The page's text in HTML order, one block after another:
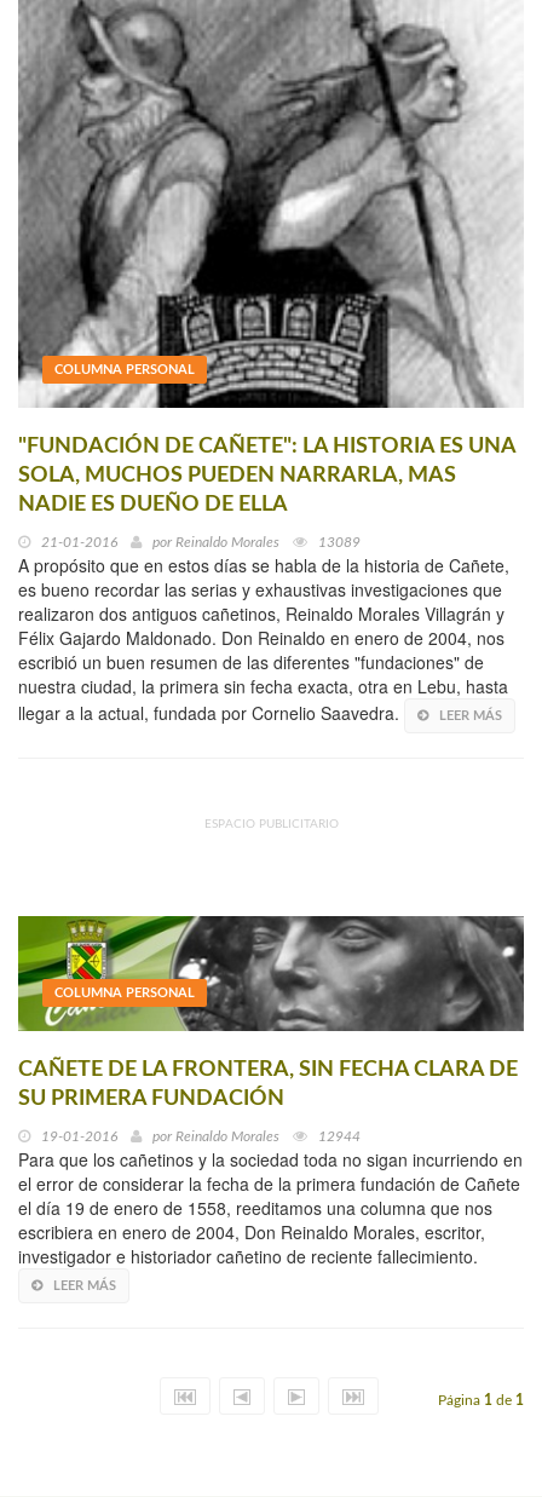
COLUMNA PERSONAL
"FUNDACIÓN DE CAÑETE": LA HISTORIA ES UNA
SOLA, MUCHOS PUEDEN NARRARLA, MAS
NADIE ES DUEÑO DE ELLA
21-01-2016 por Reinaldo Morales 13089
A propósito que en estos días se habla de la historia de Cañete,
es bueno recordar las serias y exhaustivas investigaciones que
realizaron dos antiguos cañetinos, Reinaldo Morales Villagrán y
Félix Gajardo Maldonado. Don Reinaldo en enero de 2004, nos
escribió un buen resumen de las diferentes "fundaciones" de
nuestra ciudad, la primera sin fecha exacta, otra en Lebu, hasta
llegar a la actual, fundada por Cornelio Saavedra.
LEER MÁS
ESPACIO PUBLICITARIO
COLUMNA PERSONAL
CAÑETE DE LA FRONTERA, SIN FECHA CLARA DE
SU PRIMERA FUNDACIÓN
19-01-2016 por Reinaldo Morales 12944
Para que los cañetinos y la sociedad toda no sigan incurriendo en
el error de considerar la fecha de la primera fundación de Cañete
el día 19 de enero de 1558, reeditamos una columna que nos
escribiera en enero de 2004, Don Reinaldo Morales, escritor,
investigador e historiador cañetino de reciente fallecimiento.
LEER MÁS
Página 1 de 1